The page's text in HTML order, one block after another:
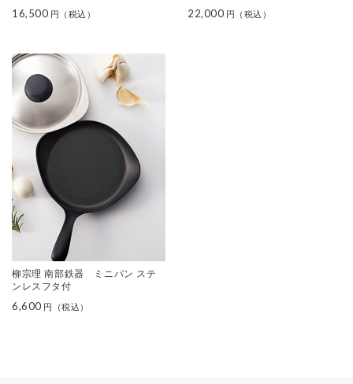
16,500 22,000
柳宗理 南部鉄器 ミニパン ステ
ンレスフタ付
6,600